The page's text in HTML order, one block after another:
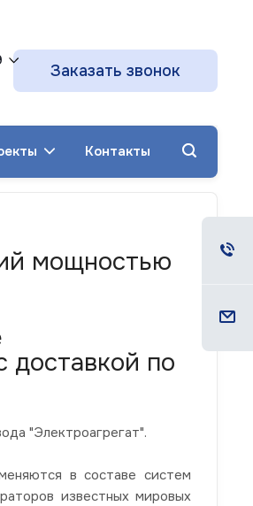
Заказать звонок
Контакты
мощностью
доставкой по
"Электроагрегат".
в составе систем
известных мировых